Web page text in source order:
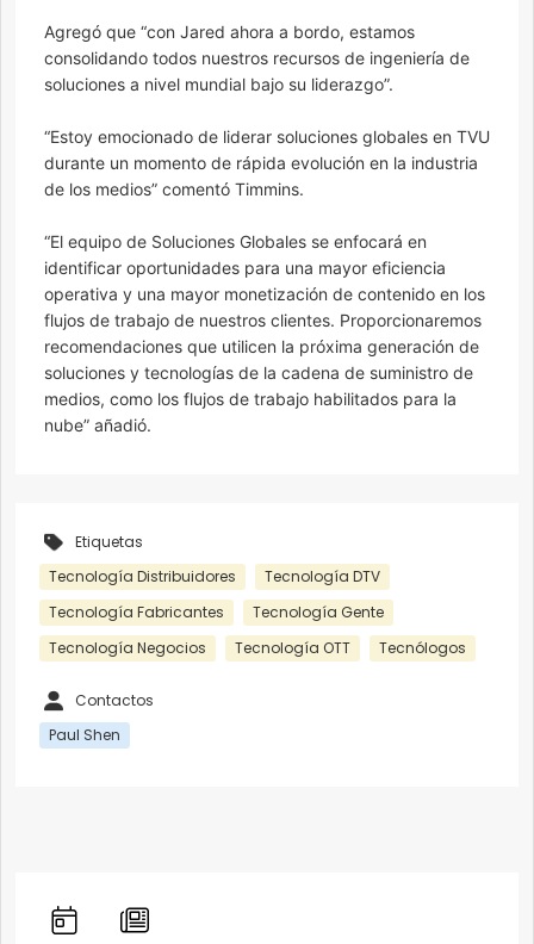
Agregó que “con Jared ahora a bordo, estamos
consolidando todos nuestros recursos de ingeniería de
soluciones a nivel mundial bajo su liderazgo”.
“Estoy emocionado de liderar soluciones globales en TVU
durante un momento de rápida evolución en la industria
de los medios” comentó Timmins.
“El equipo de Soluciones Globales se enfocará en
identificar oportunidades para una mayor eficiencia
operativa y una mayor monetización de contenido en los
flujos de trabajo de nuestros clientes. Proporcionaremos
recomendaciones que utilicen la próxima generación de
soluciones y tecnologías de la cadena de suministro de
medios, como los flujos de trabajo habilitados para la
nube” añadió.
Etiquetas
Tecnología Distribuidores
Tecnología DTV
Tecnología Fabricantes
Tecnología Gente
Tecnología Negocios
Tecnología OTT Tecnólogos
Contactos
Paul Shen